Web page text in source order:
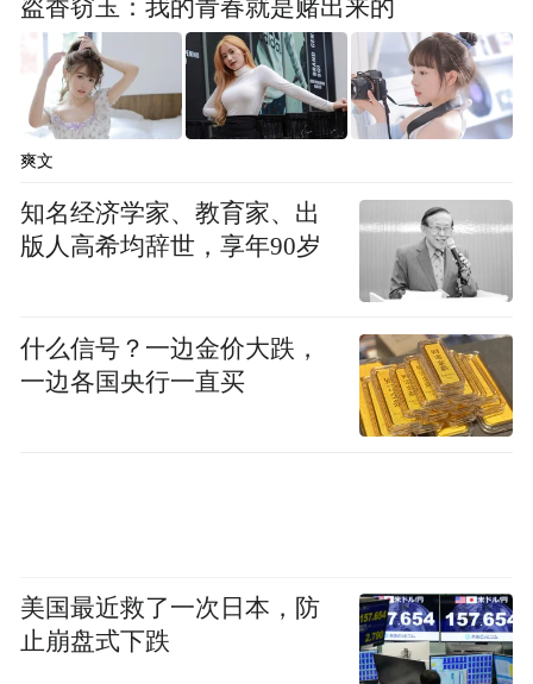
族化设计风格，分体式灯组拥有较高辨识
度，并支持多种静态与动态灯语，同时配备
ADB自适应远光功能。新车还新增“层峰绿”
专属配色，并提供静岳黑、辰辉银、雪峰白
尺寸方面，新车长宽高分别为
盗香窃玉：我的青春就是赌出来的
爽文
知名经济学家、教育家、出
版人高希均辞世，享年90岁
什么信号？一边金价大跌，
一边各国央行一直买
美国最近救了一次日本，防
止崩盘式下跌